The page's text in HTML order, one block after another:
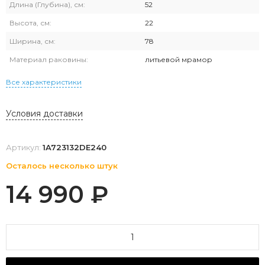
Длина (Глубина), см: 52
Высота, см: 22
Ширина, см: 78
Материал раковины: литьевой мрамор
Все характеристики
Условия доставки
Артикул: 1A723132DE240
Осталось несколько штук
14 990 ₽